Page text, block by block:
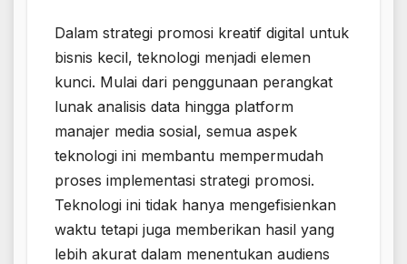
Dalam strategi promosi kreatif digital untuk
bisnis kecil, teknologi menjadi elemen
kunci. Mulai dari penggunaan perangkat
lunak analisis data hingga platform
manajer media sosial, semua aspek
teknologi ini membantu mempermudah
proses implementasi strategi promosi.
Teknologi ini tidak hanya mengefisienkan
waktu tetapi juga memberikan hasil yang
lebih akurat dalam menentukan audiens